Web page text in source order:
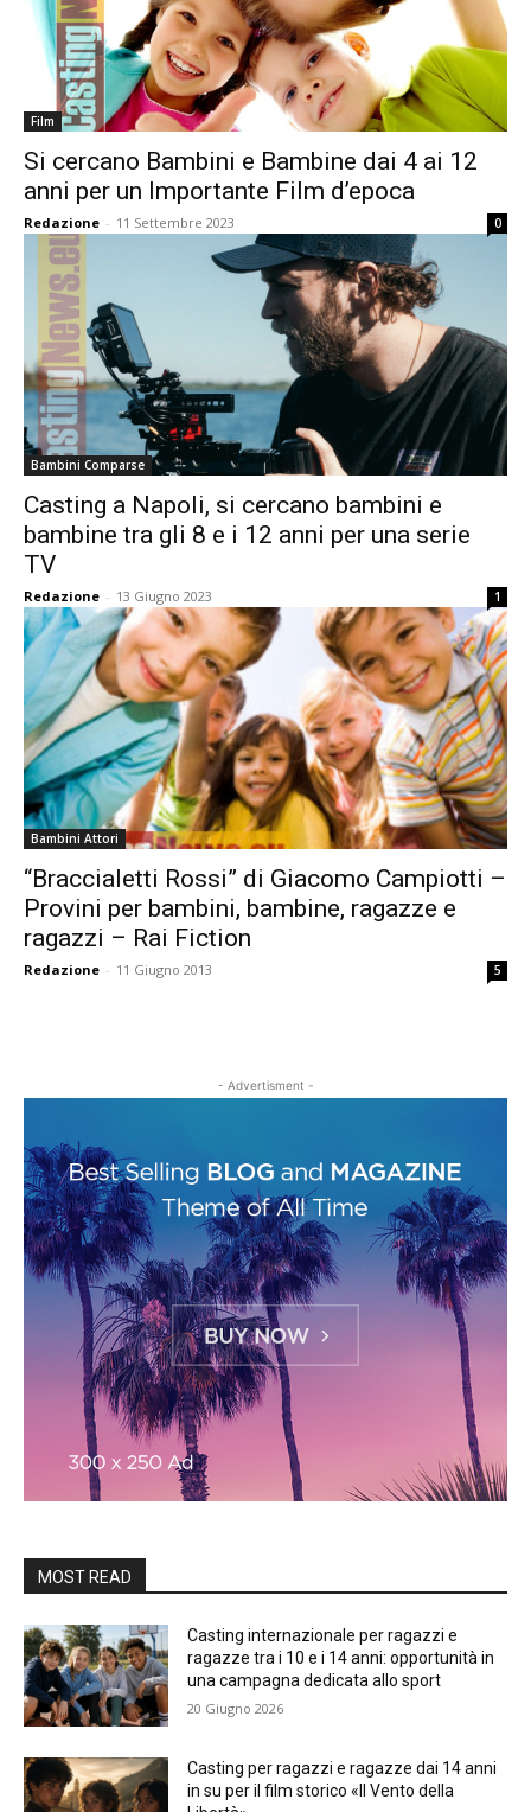
Film
Si cercano Bambini e Bambine dai 4 ai 12
anni per un Importante Film d’epoca
Redazione - 11 Settembre 2023 0
Bambini Comparse
Casting a Napoli, si cercano bambini e
bambine tra gli 8 e i 12 anni per una serie
TV
Redazione - 13 Giugno 2023 1
Bambini Attori
“Braccialetti Rossi” di Giacomo Campiotti –
Provini per bambini, bambine, ragazze e
ragazzi – Rai Fiction
Redazione - 11 Giugno 2013 5
- Advertisment -
MOST READ
Casting internazionale per ragazzi e
ragazze tra i 10 e i 14 anni: opportunità in
una campagna dedicata allo sport
20 Giugno 2026
Casting per ragazzi e ragazze dai 14 anni
in su per il film storico «Il Vento della